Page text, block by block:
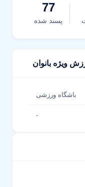
77
پسند شده
ویژه بانوان
باشگاه ورزشی
-